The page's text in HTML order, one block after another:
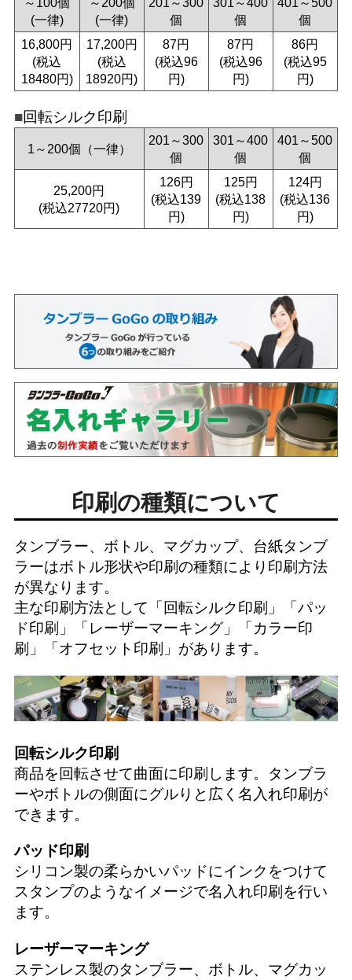
(一律)
(一律)
個
個
個
16,800円
(税込
18480円)
17,200円
(税込
18920円)
87円
(税込96
円)
87円
(税込96
円)
86円
(税込95
円)
回転シルク印刷
1～200個（一律）
201～300
個
301～400
個
401～500
個
25,200円
(税込27720円)
126円
(税込139
円)
125円
(税込138
円)
124円
(税込136
円)
印刷の種類について
タンブラー、ボトル、マグカップ、台紙タンブ
ラーはボトル形状や印刷の種類により印刷方法
が異なります。
主な印刷方法として「 回転シルク印刷 」「 パッ
ド印刷 」「 レーザーマーキング」「 カラー印
刷 」「 オフセット印刷 」があります。
回転シルク印刷
商品を回転させて曲面に印刷します。タンブラ
ーやボトルの側面にグルりと広く名入れ印刷が
できます。
パッド印刷
シリコン製の柔らかいパッドにインクをつけて
スタンプのようなイメージで名入れ印刷を行い
ます。
レーザーマーキング
ステンレス製のタンブラー、ボトル、マグカッ